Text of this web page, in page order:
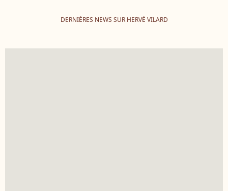
DERNIÈRES NEWS SUR HERVÉ VILARD